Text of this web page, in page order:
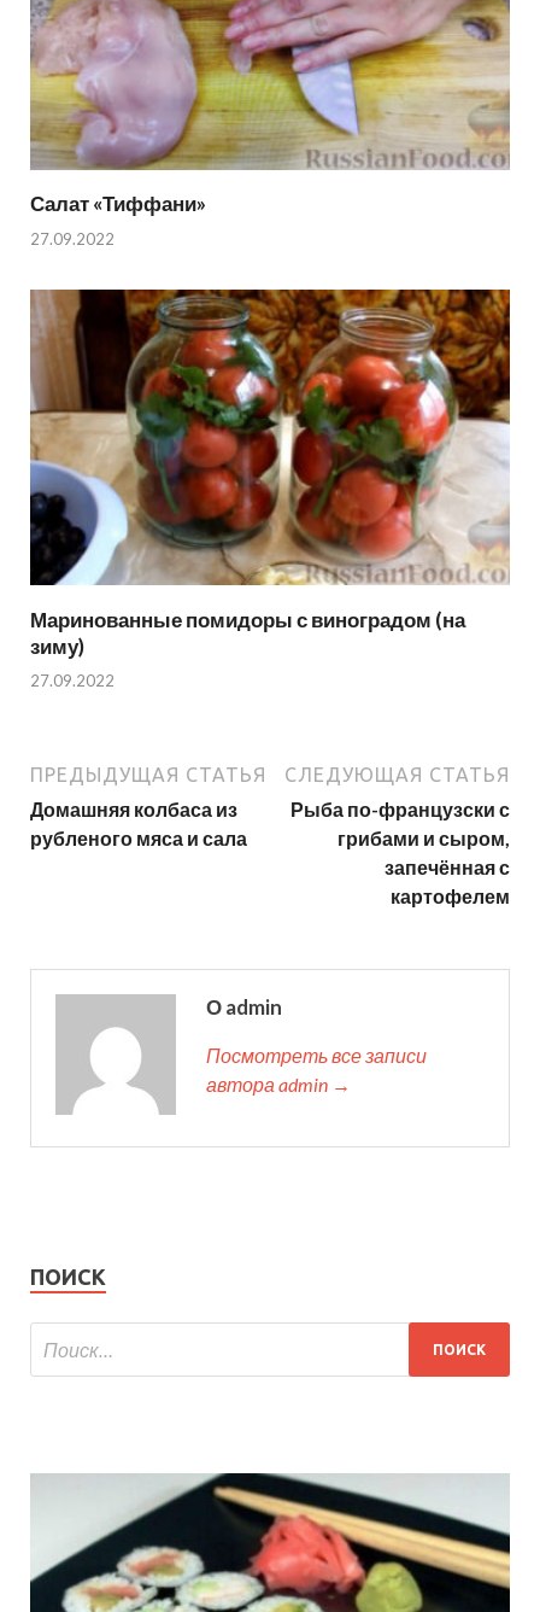
Салат «Тиффани»
27.09.2022
Маринованные помидоры с виноградом (на
зиму)
27.09.2022
ПРЕДЫДУЩАЯ СТАТЬЯ
Домашняя колбаса из
рубленого мяса и сала
СЛЕДУЮЩАЯ СТАТЬЯ
Рыба по-французски с
грибами и сыром,
запечённая с
картофелем
О admin
Посмотреть все записи
автора admin →
ПОИСК